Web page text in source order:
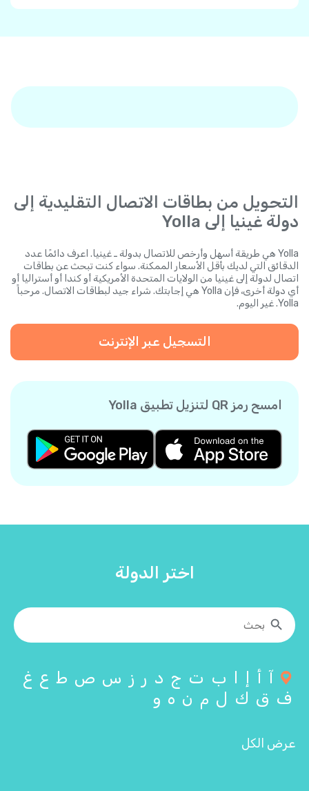
التحويل من بطاقات الاتصال التقليدية إلى
دولة غينيا إلى Yolla
Yolla هي طريقة أسهل وأرخص للاتصال بدولة ـ غينيا. اعرف دائمًا عدد
الدقائق التي لديك بأقل الأسعار الممكنة. سواء كنت تبحث عن بطاقات
اتصال لدولة إلى غينيا من الولايات المتحدة الأمريكية أو كندا أو أستراليا أو
أي دولة أخرى، فإن Yolla هي إجابتك. شراء جيد لبطاقات الاتصال. مرحباً
Yolla. غير اليوم.
التسجيل عبر الإنترنت
امسح رمز QR لتنزيل تطبيق Yolla
اختر الدولة
آ أ إ ا ب ت ج د ر ز س ص ط ع غ
ف ق ك ل م ن ه و
عرض الكل